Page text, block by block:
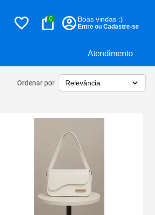
Atendimento
0 Boas vindas :)
Entre ou Cadastre-se
Ordenar por